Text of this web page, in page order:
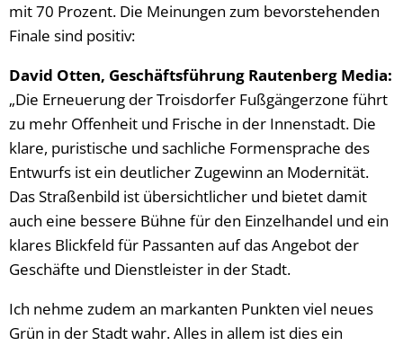
mit 70 Prozent. Die Meinungen zum bevorstehenden
Finale sind positiv:
David Otten, Geschäftsführung Rautenberg Media:
„Die Erneuerung der Troisdorfer Fußgängerzone führt
zu mehr Offenheit und Frische in der Innenstadt. Die
klare, puristische und sachliche Formensprache des
Entwurfs ist ein deutlicher Zugewinn an Modernität.
Das Straßenbild ist übersichtlicher und bietet damit
auch eine bessere Bühne für den Einzelhandel und ein
klares Blickfeld für Passanten auf das Angebot der
Geschäfte und Dienstleister in der Stadt.
Ich nehme zudem an markanten Punkten viel neues
Grün in der Stadt wahr. Alles in allem ist dies ein